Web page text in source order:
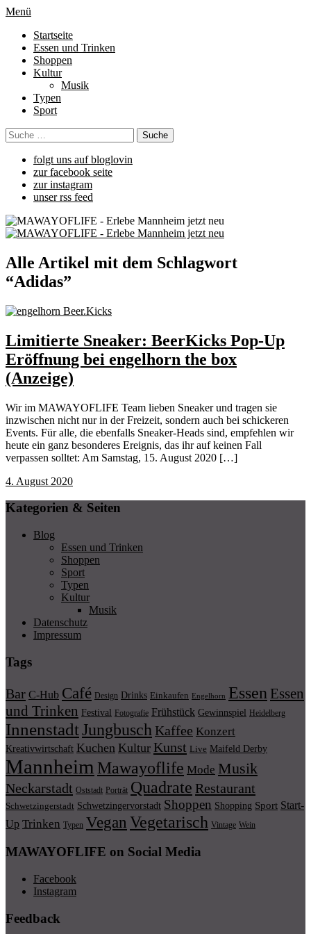
Menü
Startseite
Essen und Trinken
Shoppen
Kultur
Musik
Typen
Sport
folgt uns auf bloglovin
zur facebook seite
zur instagram
unser rss feed
Alle Artikel mit dem Schlagwort
“Adidas”
Limitierte Sneaker: BeerKicks Pop-Up
Eröffnung bei engelhorn the box
(Anzeige)
Wir im MAWAYOFLIFE Team lieben Sneaker und tragen sie
inzwischen nicht nur in der Freizeit, sondern auch bei schickeren
Events. Für alle, die ebenfalls Sneaker-Heads sind, empfehlen wir
heute ein ganz besonderes Ereignis, das ihr auf keinen Fall
verpassen solltet: Am Samstag, 15. August 2020 […]
4. August 2020
Kategorien & Seiten
Blog
Essen und Trinken
Shoppen
Sport
Typen
Kultur
Musik
Datenschutz
Impressum
Tags
Bar C-Hub Café Design Drinks Einkaufen Engelhorn Essen Essen
und Trinken Festival Fotografie Frühstück Gewinnspiel Heidelberg
InnenstadtJungbusch Kaffee Konzert
Kreativwirtschaft Kuchen Kultur Kunst Live Maifeld Derby
Mannheim Mawayoflife Mode Musik
Neckarstadt Oststadt Porträt Quadrate Restaurant
Schwetzingerstadt Schwetzingervorstadt Shoppen Shopping Sport Start-
Up Trinken Typen Vegan Vegetarisch Vintage Wein
MAWAYOFLIFE on Social Media
Facebook
Instagram
Feedback